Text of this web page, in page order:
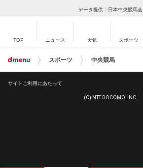
データ提供：日本中央競馬会
TOP ニュース 天気 スポーツ
スポーツ 中央競馬
サイトご利用にあたって
(C) NTT DOCOMO, INC.